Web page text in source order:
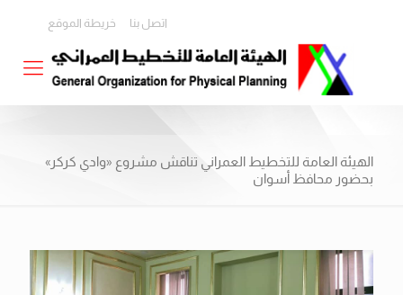
اتصل بنا خريطة الموقع
الهيئة العامة للتخطيط العمراني تناقش مشروع «وادي كركر»
بحضور محافظ أسوان